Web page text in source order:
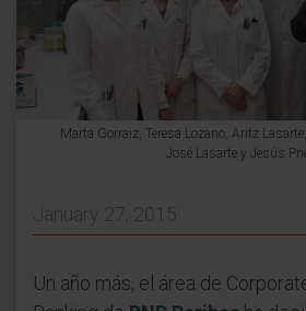
Marta Gorraiz, Teresa Lozano, Aritz
José Lasarte y Jesús
January 27, 2015
Un año más, el área de